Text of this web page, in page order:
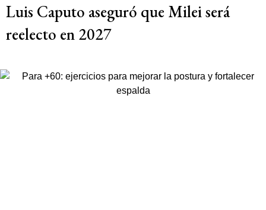
Luis Caputo aseguró que Milei será
reelecto en 2027